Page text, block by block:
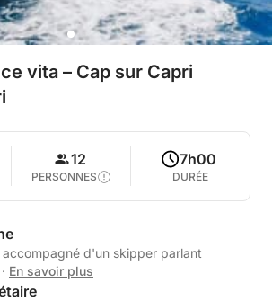
vita – Cap sur Capri
12
PERSONNES
7h00
DURÉE
accompagné d'un skipper parlant
· En savoir plus